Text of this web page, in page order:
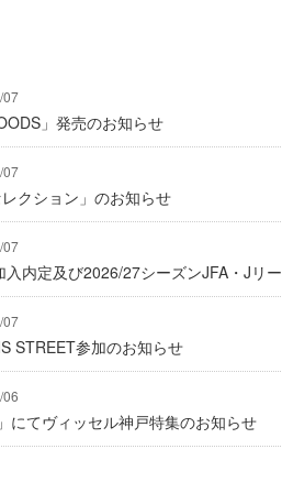
07
」発売のお知らせ
07
クション」のお知らせ
07
内定及び2026/27シーズンJFA・Jリ
07
STREET参加のお知らせ
にてヴィッセル神戸特集のお知らせ